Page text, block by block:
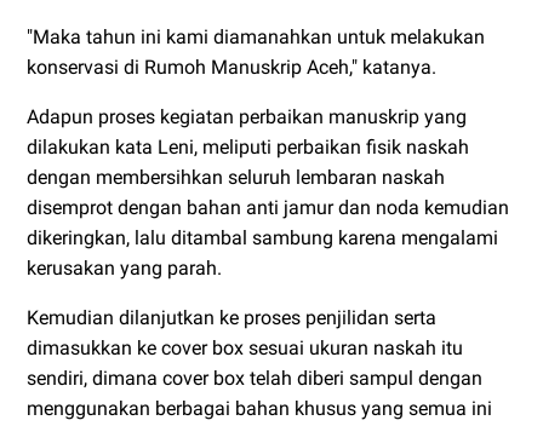
"Maka tahun ini kami diamanahkan untuk melakukan
konservasi di Rumoh Manuskrip Aceh," katanya.
Adapun proses kegiatan perbaikan manuskrip yang
dilakukan kata Leni, meliputi perbaikan fisik naskah
dengan membersihkan seluruh lembaran naskah
disemprot dengan bahan anti jamur dan noda kemudian
dikeringkan, lalu ditambal sambung karena mengalami
kerusakan yang parah.
Kemudian dilanjutkan ke proses penjilidan serta
dimasukkan ke cover box sesuai ukuran naskah itu
sendiri, dimana cover box telah diberi sampul dengan
menggunakan berbagai bahan khusus yang semua ini